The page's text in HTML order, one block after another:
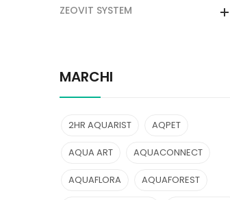
ZEOVIT SYSTEM
MARCHI
2HR AQUARIST AQPET
AQUA ART AQUACONNECT
AQUAFLORA AQUAFOREST